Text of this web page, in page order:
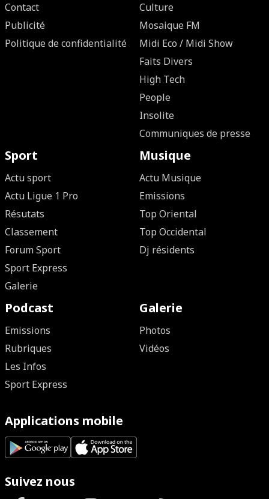
Contact
Publicité
Politique de confidentialité
Culture
Mosaique FM
Midi Eco / Midi Show
Faits Divers
High Tech
People
Insolite
Communiques de presse
Sport
Actu sport
Actu Ligue 1 Pro
Résutats
Classement
Forum Sport
Sport Express
Galerie
Musique
Actu Musique
Emissions
Top Oriental
Top Occidental
Dj résidents
Podcast
Emissions
Rubriques
Les Infos
Sport Express
Galerie
Photos
Vidéos
Applications mobile
Suivez nous